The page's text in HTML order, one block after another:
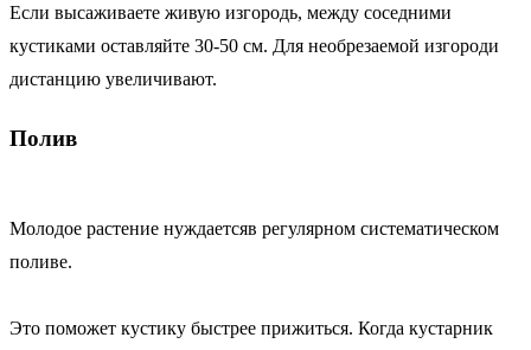
Если высаживаете живую изгородь, между соседними
кустиками оставляйте 30-50 см. Для необрезаемой изгороди
дистанцию увеличивают.
Полив
Молодое растение нуждаетсяв регулярном систематическом
поливе.
Это поможет кустику быстрее прижиться. Когда кустарник